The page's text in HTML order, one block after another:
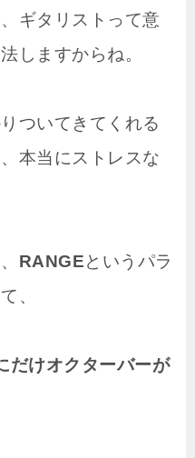
ギタリストって意
しますからね。
ついてきてくれる
本当にストレスな
RANGEというパラ
、
だけオクターバーが